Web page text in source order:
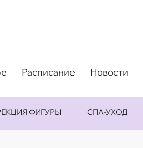
Расписание Новости
ФИГУРЫ СПА-УХОД